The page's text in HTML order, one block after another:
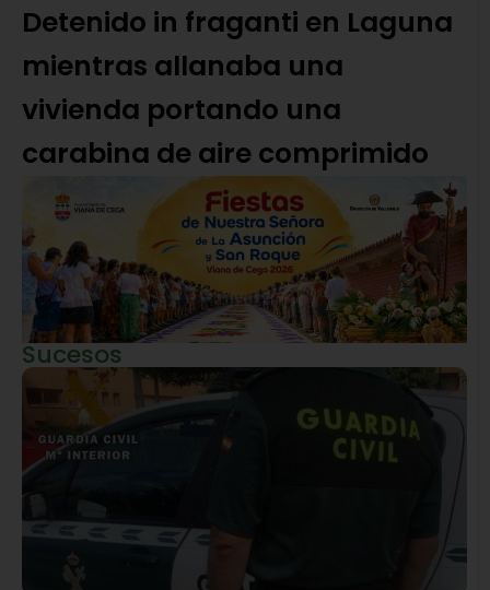
Detenido in fraganti en Laguna
mientras allanaba una
vivienda portando una
carabina de aire comprimido
Sucesos